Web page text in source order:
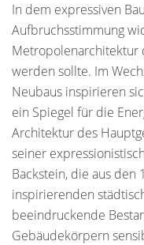
In dem expressiven
Aufbruchsstimmung
Metropolenarchitektur
werden sollte. Im
Neubaus inspirieren
ein Spiegel für die
Architektur des
seiner
Backstein, die aus den
inspirierenden
beeindruckende
Gebäudekörpern